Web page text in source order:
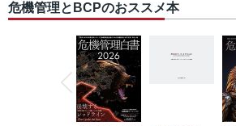
危機管理とBCPのおススメ本